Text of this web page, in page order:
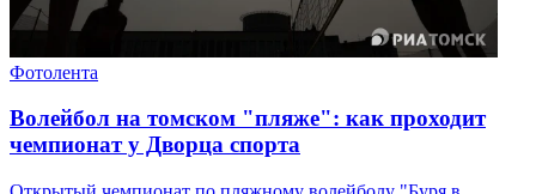
Фотолента
Волейбол на томском "пляже": как проходит
чемпионат у Дворца спорта